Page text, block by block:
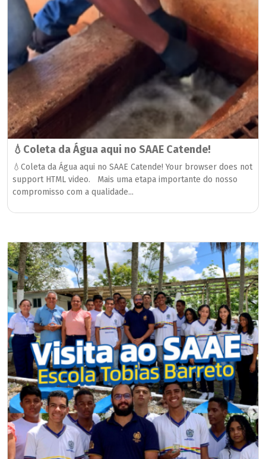
💧Coleta da Água aqui no SAAE Catende!
💧Coleta da Água aqui no SAAE Catende! Your browser does not
support HTML video. Mais uma etapa importante do nosso
compromisso com a qualidade...